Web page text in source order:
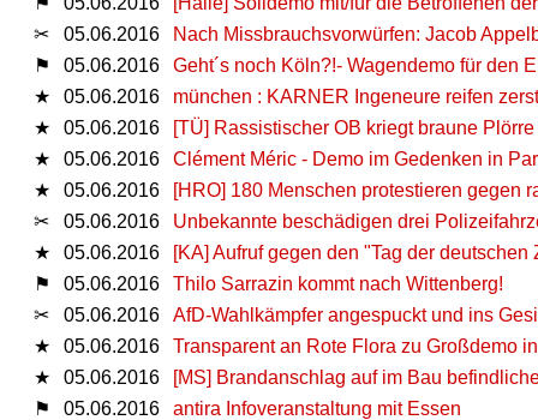
✂
05.06.2016
Nach Missbrauchsvorwürfen: Jacob
⚑
05.06.2016
Geht´s noch Köln?!- Wagendemo für den
★
05.06.2016
münchen : KARNER Ingeneure reifen
★
05.06.2016
[TÜ] Rassistischer OB kriegt braune Plörre
★
05.06.2016
Clément Méric - Demo im Gedenken in
★
05.06.2016
[HRO] 180 Menschen protestieren gegen
✂
05.06.2016
Unbekannte beschädigen drei
★
05.06.2016
[KA] Aufruf gegen den "Tag der
⚑
05.06.2016
Thilo Sarrazin kommt nach Wittenberg!
✂
05.06.2016
AfD-Wahlkämpfer angespuckt und ins
★
05.06.2016
Transparent an Rote Flora zu Großdemo
★
05.06.2016
[MS] Brandanschlag auf im Bau
⚑
05.06.2016
antira Infoveranstaltung mit Essen